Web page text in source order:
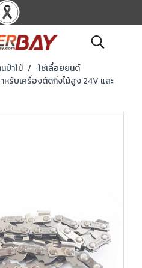
ป่าไม้
โซ่เลื่อยยนต์
หรับเครื่องตัดกิ่งไม้สูง 24V และ